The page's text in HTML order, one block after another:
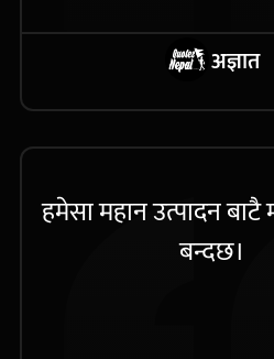
अज्ञात
हमेसा महान उत्पादन बाटै
बन्दछ।